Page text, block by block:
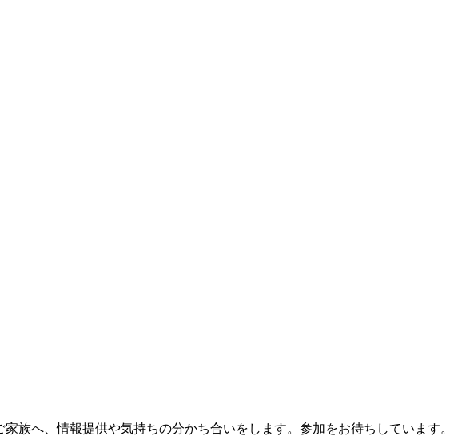
族へ、情報提供や気持ちの分かち合いをします。参加をお待ちしています。